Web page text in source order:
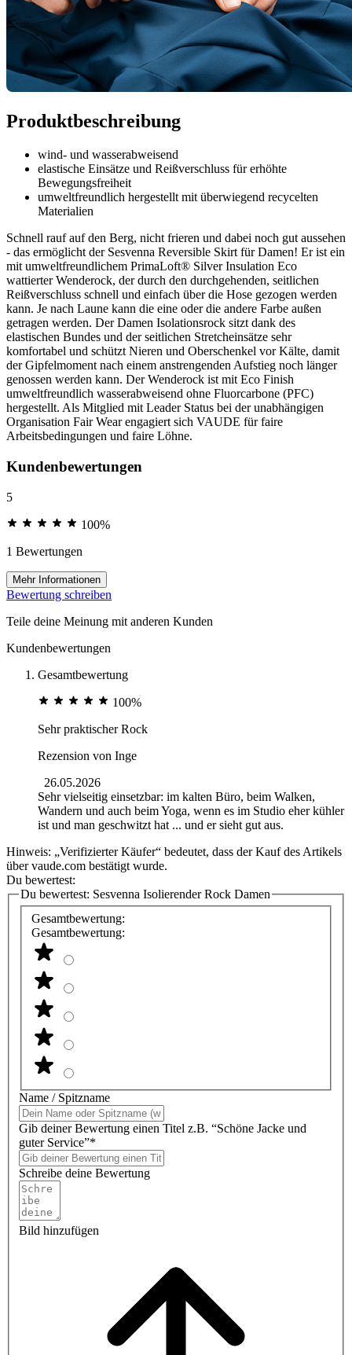
Produktbeschreibung
wind- und wasserabweisend
elastische Einsätze und Reißverschluss für erhöhte
Bewegungsfreiheit
umweltfreundlich hergestellt mit überwiegend recycelten
Materialien
Schnell rauf auf den Berg, nicht frieren und dabei noch gut aussehen
- das ermöglicht der Sesvenna Reversible Skirt für Damen! Er ist ein
mit umweltfreundlichem PrimaLoft® Silver Insulation Eco
wattierter Wenderock, der durch den durchgehenden, seitlichen
Reißverschluss schnell und einfach über die Hose gezogen werden
kann. Je nach Laune kann die eine oder die andere Farbe außen
getragen werden. Der Damen Isolationsrock sitzt dank des
elastischen Bundes und der seitlichen Stretcheinsätze sehr
komfortabel und schützt Nieren und Oberschenkel vor Kälte, damit
der Gipfelmoment nach einem anstrengenden Aufstieg noch länger
genossen werden kann. Der Wenderock ist mit Eco Finish
umweltfreundlich wasserabweisend ohne Fluorcarbone (PFC)
hergestellt. Als Mitglied mit Leader Status bei der unabhängigen
Organisation Fair Wear engagiert sich VAUDE für faire
Arbeitsbedingungen und faire Löhne.
Kundenbewertungen
5
100%
1 Bewertungen
Mehr Informationen
Bewertung schreiben
Teile deine Meinung mit anderen Kunden
Kundenbewertungen
Gesamtbewertung
100%
Sehr praktischer Rock
Rezension von Inge
26.05.2026
Sehr vielseitig einsetzbar: im kalten Büro, beim Walken,
Wandern und auch beim Yoga, wenn es im Studio eher kühler
ist und man geschwitzt hat ... und er sieht gut aus.
Hinweis: „Verifizierter Käufer“ bedeutet, dass der Kauf des Artikels
über vaude.com bestätigt wurde.
Du bewertest:
Du bewertest: Sesvenna Isolierender Rock Damen
Gesamtbewertung:
Gesamtbewertung:
Name / Spitzname
Gib deiner Bewertung einen Titel z.B. “Schöne Jacke und
guter Service”*
Schreibe deine Bewertung
Bild hinzufügen